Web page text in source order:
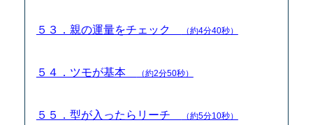
５３．親の運量をチェック （約4分40秒）
５４．ツモが基本 （約2分50秒）
５５．型が入ったらリーチ （約5分10秒）